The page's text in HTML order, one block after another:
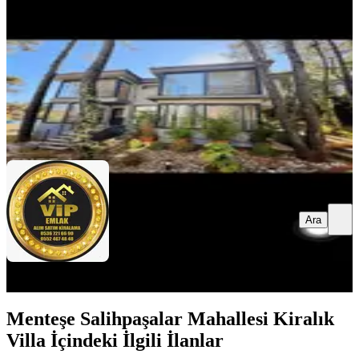
100.000 ₺
VİP GAYRİMENKUL DANIŞMANLIĞIÖmer Emre
Ara
Ara
Menteşe Salihpaşalar Mahallesi Kiralık
Villa İçindeki İlgili İlanlar